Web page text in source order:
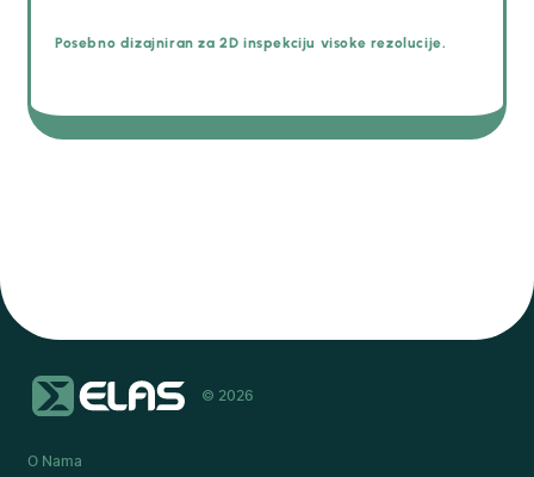
Posebno dizajniran za 2D inspekciju visoke rezolucije.
© 2026
O Nama